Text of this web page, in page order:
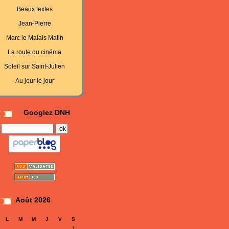
Beaux textes
Jean-Pierre
Marc le Malais Malin
La route du cinéma
Soleil sur Saint-Julien
Au jour le jour
Googlez DNH
Août 2026
L M M J V
S